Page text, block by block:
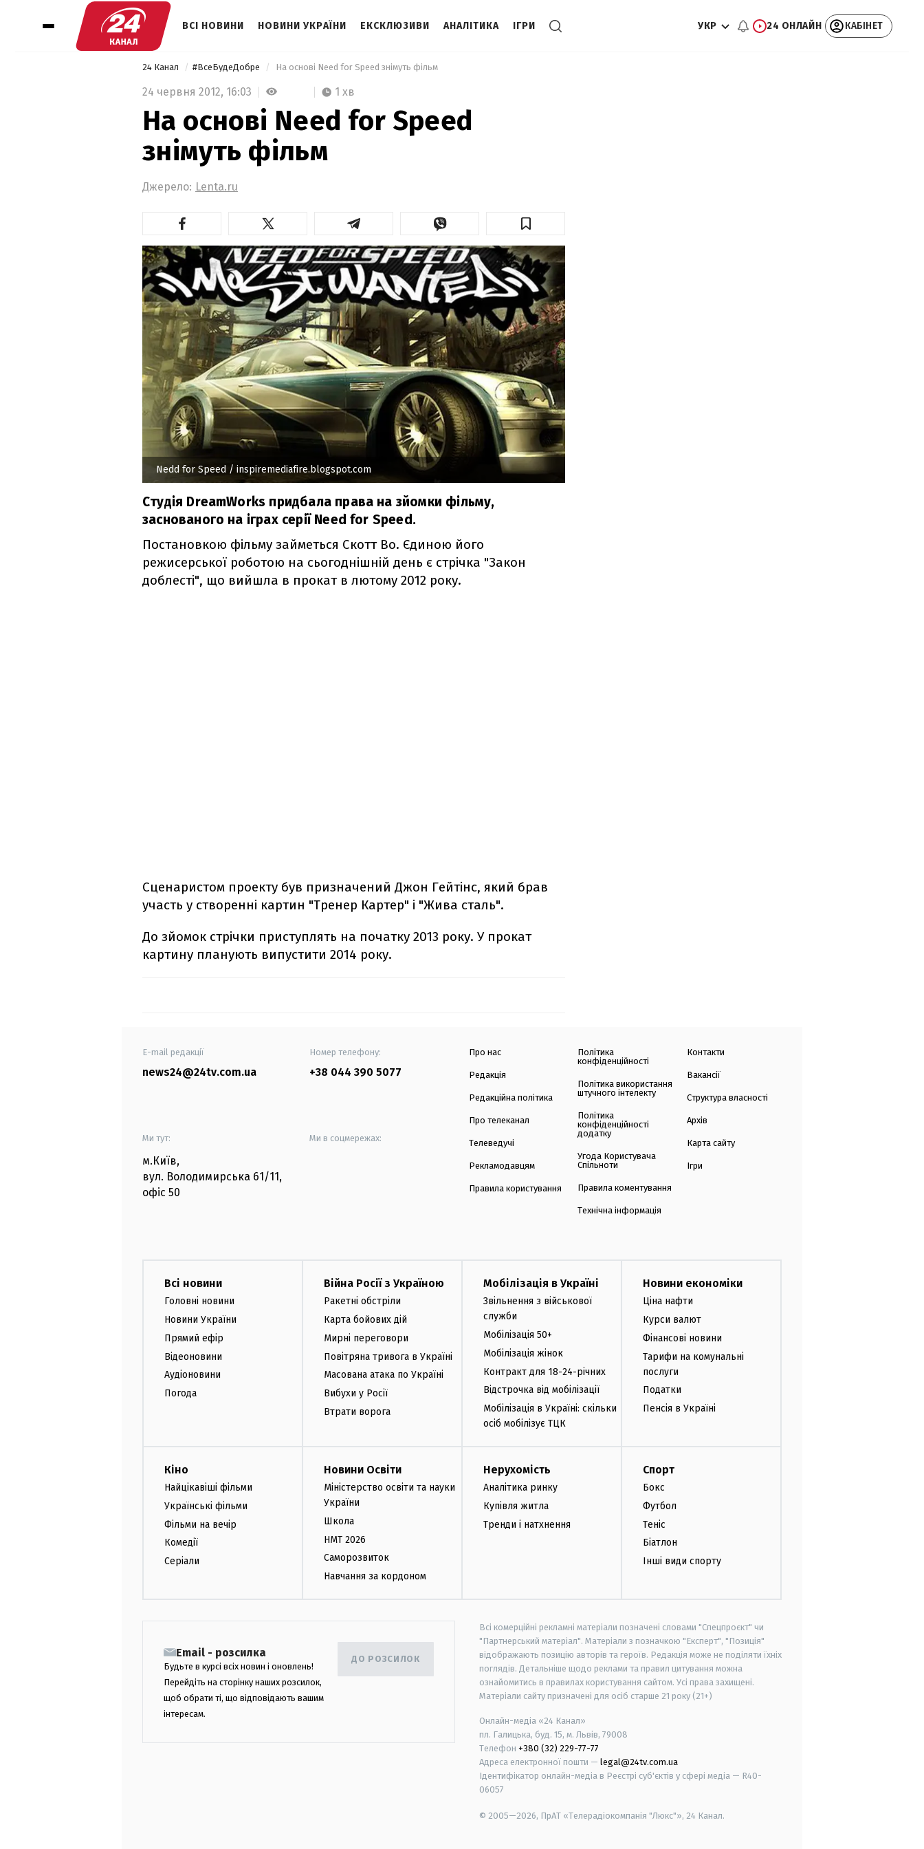
ВСІ НОВИНИ НОВИНИ УКРАЇНИ ЕКСКЛЮЗИВИ АНАЛІТИКА ІГРИ УКР 24 ОНЛАЙН КАБІНЕТ
24 Канал #ВсеБудеДобре На основі Need for Speed знімуть фільм
24 червня 2012, 16:03 1 хв
На основі Need for Speed
знімуть фільм
Джерело: Lenta.ru
Nedd for Speed / inspiremediafire.blogspot.com
Студія DreamWorks придбала права на зйомки фільму,
заснованого на іграх серії Need for Speed.
Постановкою фільму займеться Скотт Во. Єдиною його
режисерської роботою на сьогоднішній день є стрічка "Закон
доблесті", що вийшла в прокат в лютому 2012 року.
Сценаристом проекту був призначений Джон Гейтінс, який брав
участь у створенні картин "Тренер Картер" і "Жива сталь".
До зйомок стрічки приступлять на початку 2013 року. У прокат
картину планують випустити 2014 року.
E-mail редакції
news24@24tv.com.ua
Номер телефону:
+38 044 390 5077
Ми тут:
м.Київ,
вул. Володимирська 61/11,
офіс 50
Ми в соцмережах:
Про нас
Редакція
Редакційна політика
Про телеканал
Телеведучі
Рекламодавцям
Правила користування
Політика
конфіденційності
Політика використання
штучного інтелекту
Політика
конфіденційності
додатку
Угода Користувача
Спільноти
Правила коментування
Технічна інформація
Контакти
Вакансії
Структура власності
Архів
Карта сайту
Ігри
Всі новини
Головні новини
Новини України
Прямий ефір
Відеоновини
Аудіоновини
Погода
Війна Росії з Україною
Ракетні обстріли
Карта бойових дій
Мирні переговори
Повітряна тривога в Україні
Масована атака по Україні
Вибухи у Росії
Втрати ворога
Мобілізація в Україні
Звільнення з військової
служби
Мобілізація 50+
Мобілізація жінок
Контракт для 18-24-річних
Відстрочка від мобілізації
Мобілізація в Україні: скільки
осіб мобілізує ТЦК
Новини економіки
Ціна нафти
Курси валют
Фінансові новини
Тарифи на комунальні
послуги
Податки
Пенсія в Україні
Кіно
Найцікавіші фільми
Українські фільми
Фільми на вечір
Комедії
Серіали
Новини Освіти
Міністерство освіти та науки
України
Школа
НМТ 2026
Саморозвиток
Навчання за кордоном
Нерухомість
Аналітика ринку
Купівля житла
Тренди і натхнення
Спорт
Бокс
Футбол
Теніс
Біатлон
Інші види спорту
Email - розсилка
Будьте в курсі всіх новин і оновлень!
Перейдіть на сторінку наших розсилок,
щоб обрати ті, що відповідають вашим
інтересам.
ДО РОЗСИЛОК
Всі комерційні рекламні матеріали позначені словами "Спецпроєкт" чи
"Партнерський матеріал". Матеріали з позначкою "Експерт", "Позиція"
відображають позицію авторів та героїв. Редакція може не поділяти їхніх
поглядів. Детальніше щодо реклами та правил цитування можна
ознайомитись в правилах користування сайтом. Усі права захищені.
Матеріали сайту призначені для осіб старше 21 року (21+)
Онлайн-медіа «24 Канал»
пл. Галицька, буд. 15, м. Львів, 79008
Телефон +380 (32) 229-77-77
Адреса електронної пошти — legal@24tv.com.ua
Ідентифікатор онлайн-медіа в Реєстрі суб'єктів у сфері медіа — R40-
06057
© 2005—2026, ПрАТ «Телерадіокомпанія "Люкс"», 24 Канал.